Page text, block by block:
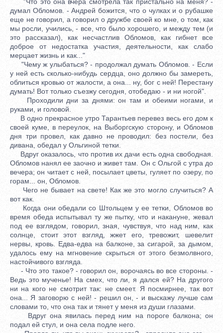
думал Обломов. - Андрей божится, что о чулках и о рубашке
еще не говорил, а говорил о дружбе своей ко мне, о том, как
мы росли, учились, - все, что было хорошего, и между тем (и
это рассказал), как несчастлив Обломов, как гибнет все
доброе от недостатка участия, деятельности, как слабо
мерцает жизнь и как..."
"Чему ж улыбаться? - продолжал думать Обломов. - Если
у ней есть сколько-нибудь сердца, оно должно бы замереть,
облиться кровью от жалости, а она... ну, бог с ней! Перестану
думать! Вот только съезжу сегодня, отобедаю - и ни ногой".
Проходили дни за днями: он там и обеими ногами, и
руками, и головой.
В одно прекрасное утро Тарантьев перевез весь его дом к
своей куме, в переулок, на Выборгскую сторону, и Обломов
дня три провел, как давно не проводил: без постели, без
дивана, обедал у Ольгиной тетки.
Вдруг оказалось, что против их дачи есть одна свободная.
Обломов нанял ее заочно и живет там. Он с Ольгой с утра до
вечера; он читает с ней, посылает цветы, гуляет по озеру, по
горам... он, Обломов.
Чего не бывает на свете! Как же это могло случиться? А
вот как.
Когда они обедали со Штольцем у ее тетки, Обломов во
время обеда испытывал ту же пытку, что и накануне, жевал
под ее взглядом, говорил, зная, чувствуя, что над ним, как
солнце, стоит этот взгляд, жжет его, тревожит, шевелит
нервы, кровь. Едва-едва на балконе, за сигарой, за дымом,
удалось ему на мгновение скрыться от этого безмолвного,
настойчивого взгляда.
- Что это такое? - говорил он, ворочаясь во все стороны. -
Ведь это мученье! На смех, что ли, я дался ей? На другого
ни на кого не смотрит так: не смеет. Я посмирнее, так вот
она... Я заговорю с ней! - решил он, - и выскажу лучше сам
словами то, что она так и тянет у меня из души глазами.
Вдруг она явилась перед ним на пороге балкона; он
подал ей стул, и она села подле него.